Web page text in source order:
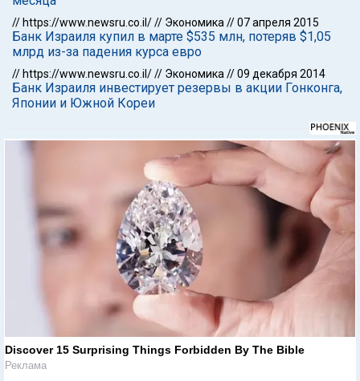
// https://www.newsru.co.il/// Экономика //07 апреля 2015
Банк Израиля купил в марте $535 млн, потеряв $1,05
млрд из-за падения курса евро
// https://www.newsru.co.il/// Экономика //09 декабря 2014
Банк Израиля инвестирует резервы в акции Гонконга,
Японии и Южной Кореи
Discover 15 Surprising Things Forbidden By The Bible
Реклама